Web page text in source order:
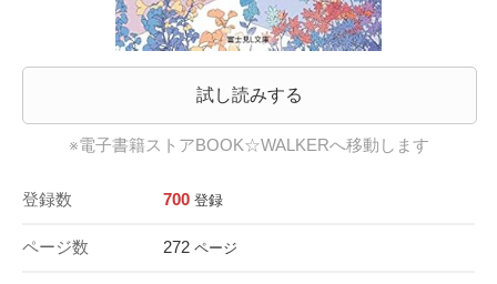
試し読みする
※電子書籍ストアBOOK☆WALKERへ移動します
登録数 700 登録
ページ数 272 ページ